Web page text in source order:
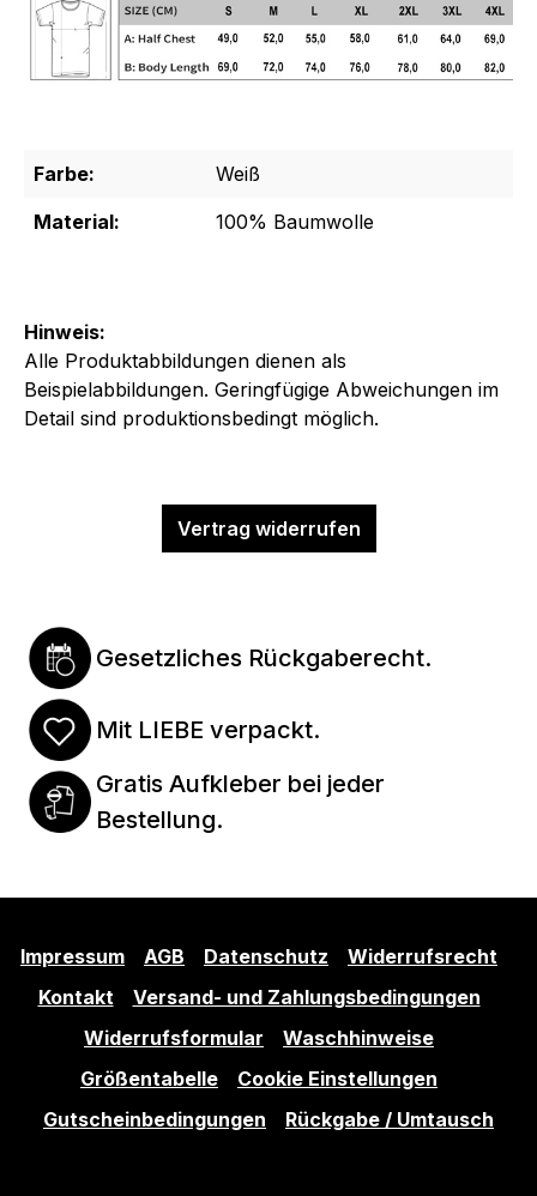
Hinweis:
Alle Produktabbildungen dienen als
Beispielabbildungen. Geringfügige Abweichungen im
Detail sind produktionsbedingt möglich.
Farbe:
Weiß
Material:
100% Baumwolle
Vertrag widerrufen
Gesetzliches Rückgaberecht.
Mit LIEBE verpackt.
Gratis Aufkleber bei jeder
Bestellung.
Impressum AGB Datenschutz
Widerrufsrecht
Kontakt
Versand- und Zahlungsbedingungen
Widerrufsformular
Waschhinweise
Größentabelle
Cookie Einstellungen
Gutscheinbedingungen
Rückgabe / Umtausch